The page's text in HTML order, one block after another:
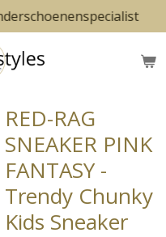
RED-RAG
SNEAKER PINK
FANTASY -
Trendy Chunky
Kids Sneaker